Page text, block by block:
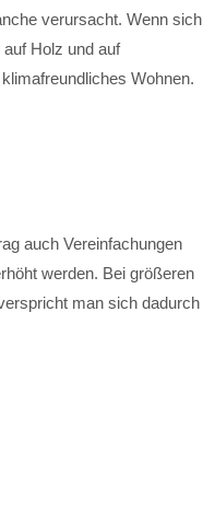
verursacht. Wenn sich
Holz und auf
Wohnen.
auch Vereinfachungen
werden. Bei größeren
man sich dadurch